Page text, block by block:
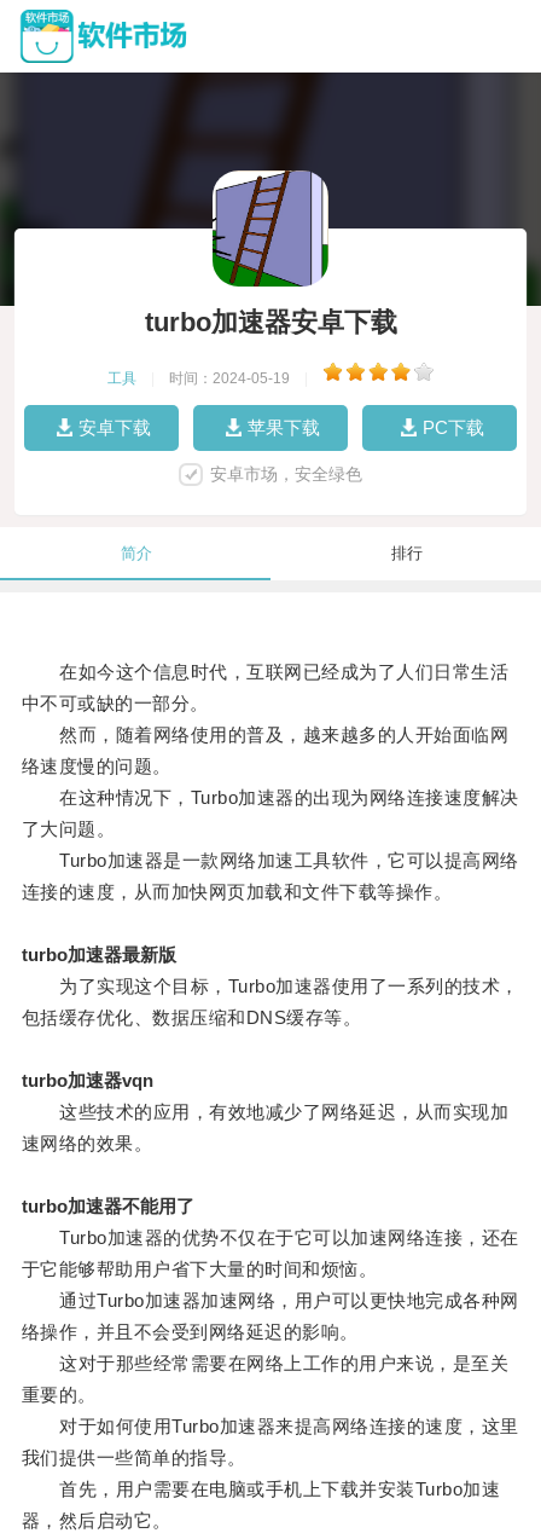
turbo加速器安卓下载
工具 时间：2024-05-19
安卓下载 苹果下载 PC下载
安卓市场，安全绿色
简介 排行
在如今这个信息时代，互联网已经成为了人们日常生活
中不可或缺的一部分。
然而，随着网络使用的普及，越来越多的人开始面临网
络速度慢的问题。
在这种情况下，Turbo加速器的出现为网络连接速度解决
了大问题。
Turbo加速器是一款网络加速工具软件，它可以提高网络
连接的速度，从而加快网页加载和文件下载等操作。
turbo加速器最新版
为了实现这个目标，Turbo加速器使用了一系列的技术，
包括缓存优化、数据压缩和DNS缓存等。
turbo加速器vqn
这些技术的应用，有效地减少了网络延迟，从而实现加
速网络的效果。
turbo加速器不能用了
Turbo加速器的优势不仅在于它可以加速网络连接，还在
于它能够帮助用户省下大量的时间和烦恼。
通过Turbo加速器加速网络，用户可以更快地完成各种网
络操作，并且不会受到网络延迟的影响。
这对于那些经常需要在网络上工作的用户来说，是至关
重要的。
对于如何使用Turbo加速器来提高网络连接的速度，这里
我们提供一些简单的指导。
首先，用户需要在电脑或手机上下载并安装Turbo加速
器，然后启动它。